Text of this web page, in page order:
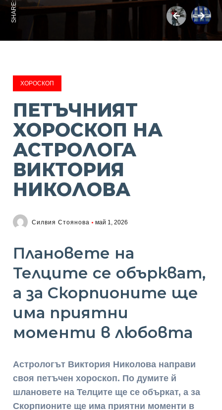
SHARE:
ХОРОСКОП
ПЕТЪЧНИЯТ
ХОРОСКОП НА
АСТРОЛОГА
ВИКТОРИЯ
НИКОЛОВА
Силвия Стоянова май 1, 2026
Плановете на
Телците се объркват,
а за Скорпионите ще
има приятни
моменти в любовта
Астрологът Виктория Николова направи
своя петъчен хороскоп. По думите й
шлановете на Телците ще се объркат, а за
Скорпионите ще има приятни моменти в